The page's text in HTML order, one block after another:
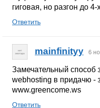
гиговая, но разгон до 4-
Ответить
mainfinityy 6
Замечательный способ
webhosting в придачю -
www.greencome.ws
Ответить